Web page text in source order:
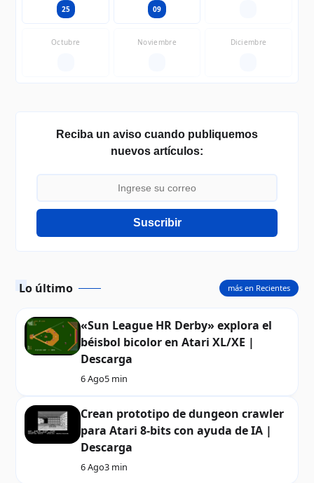
25 09
Octubre Noviembre Diciembre
Reciba un aviso cuando publiquemos
nuevos artículos:
Suscribir
Lo último
«Sun League HR Derby» explora el
béisbol bicolor en Atari XL/XE |
Descarga
6 Ago5 min
Crean prototipo de dungeon crawler
para Atari 8-bits con ayuda de IA |
Descarga
6 Ago3 min
más en Recientes